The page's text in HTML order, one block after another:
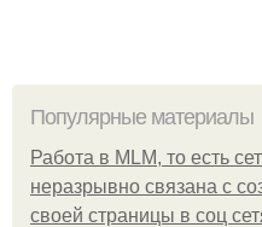
Популярные материалы
Работа в MLM, то есть
неразрывно связана с
своей страницы в соц